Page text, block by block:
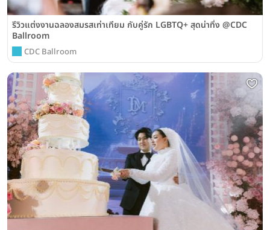
รีวิวแต่งงานฉลองสมรสเท่าเทียม กับคู่รัก LGBTQ+ สุดน่าทึ่ง @CDC
Ballroom
CDC Ballroom